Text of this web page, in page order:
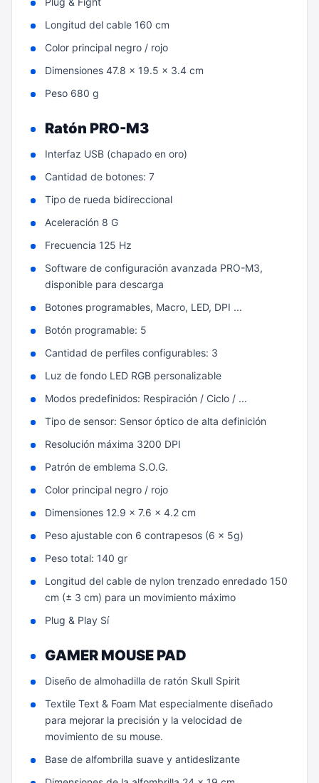
Longitud del cable 160 cm
Color principal negro / rojo
Dimensiones 47.8 x 19.5 x 3.4 cm
Peso 680 g
Ratón PRO-M3
Interfaz USB (chapado en oro)
Cantidad de botones: 7
Tipo de rueda bidireccional
Aceleración 8 G
Frecuencia 125 Hz
Software de configuración avanzada PRO-M3,
disponible para descarga
Botones programables, Macro, LED, DPI ...
Botón programable: 5
Cantidad de perfiles configurables: 3
Luz de fondo LED RGB personalizable
Modos predefinidos: Respiración / Ciclo / ...
Tipo de sensor: Sensor óptico de alta definición
Resolución máxima 3200 DPI
Patrón de emblema S.O.G.
Color principal negro / rojo
Dimensiones 12.9 x 7.6 x 4.2 cm
Peso ajustable con 6 contrapesos (6 x 5g)
Peso total: 140 gr
Longitud del cable de nylon trenzado enredado 150
cm (± 3 cm) para un movimiento máximo
Plug & Play Sí
GAMER MOUSE PAD
Diseño de almohadilla de ratón Skull Spirit
Textile Text & Foam Mat especialmente diseñado
para mejorar la precisión y la velocidad de
movimiento de su mouse.
Base de alfombrilla suave y antideslizante